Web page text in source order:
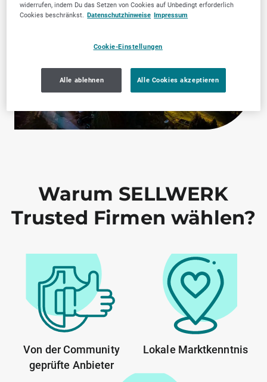
Warum SELLWERK
Trusted Firmen wählen?
Von der Community
geprüfte Anbieter
Lokale Marktkenntnis
widerrufen, indem Du das Setzen von Cookies auf Unbedingt erforderlich
Cookies beschränkst. Datenschutzhinweise Impressum
Cookie-Einstellungen
Alle ablehnen Alle Cookies akzeptieren